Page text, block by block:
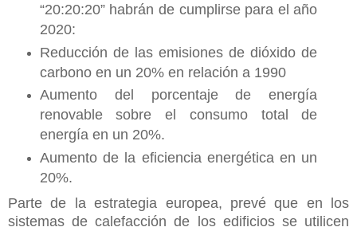
“20:20:20” habrán de cumplirse para el año
2020:
Reducción de las emisiones de dióxido de
carbono en un 20% en relación a 1990
Aumento del porcentaje de energía
renovable sobre el consumo total de
energía en un 20%.
Aumento de la eficiencia energética en un
20%.
Parte de la estrategia europea, prevé que en los
sistemas de calefacción de los edificios se utilicen